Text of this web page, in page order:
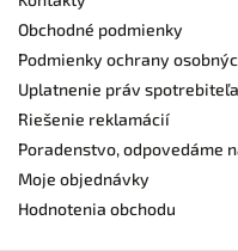
Obchodné podmienky
Podmienky ochrany
Uplatnenie práv
Riešenie reklamácií
Poradenstvo, odpovedáme
Moje objednávky
Hodnotenia obchodu